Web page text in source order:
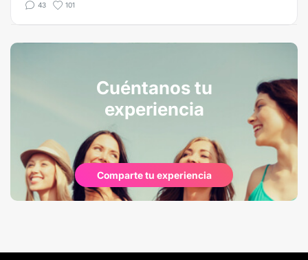
43 101
Cuéntanos tu
experiencia
Comparte tu experiencia